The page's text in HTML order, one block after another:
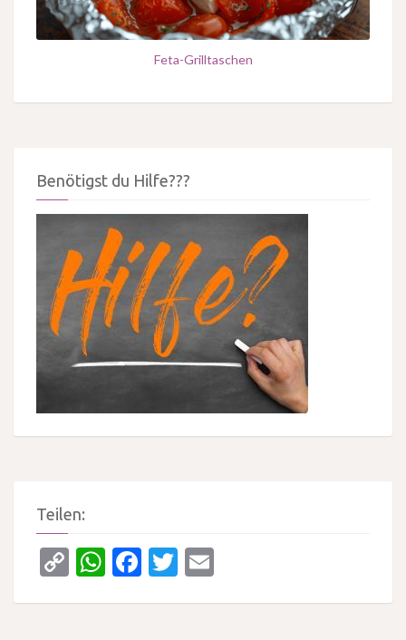
Feta-Grilltaschen
Benötigst du Hilfe???
Teilen:
CopyWhatsApp
Facebook
Twitter